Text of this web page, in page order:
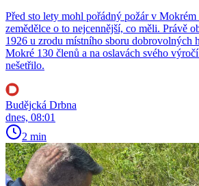
Před sto lety mohl pořádný požár v
zemědělce o to nejcennější, co měli. Právě
1926 u zrodu místního sboru dobrovolných
Mokré 130 členů a na oslavách svého
nešetřilo.
Budějcká Drbna
dnes, 08:01
2 min